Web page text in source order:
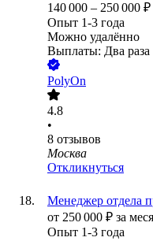
140 000 – 250 000 ₽
Опыт 1-3 года
Можно удалённо
Выплаты: Два раза
PolyOn
4.8
•
8 отзывов
Москва
Откликнуться
Менеджер отдела
от 250 000 ₽ за
Опыт 1-3 года